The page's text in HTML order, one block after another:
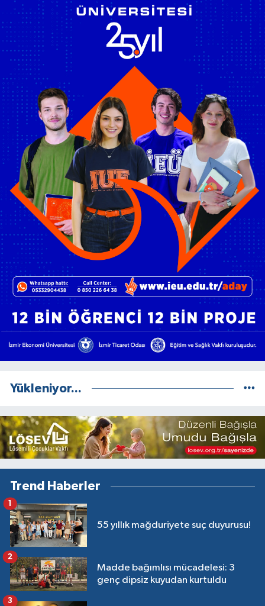
Yükleniyor...
Trend Haberler
55 yıllık mağduriyete suç duyurusu!
1
Madde bağımlısı mücadelesi: 3
genç dipsiz kuyudan kurtuldu
2
3